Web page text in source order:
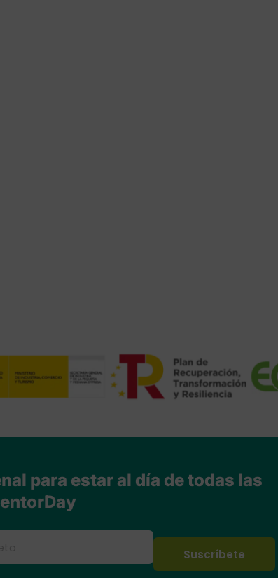
para estar al día de todas las